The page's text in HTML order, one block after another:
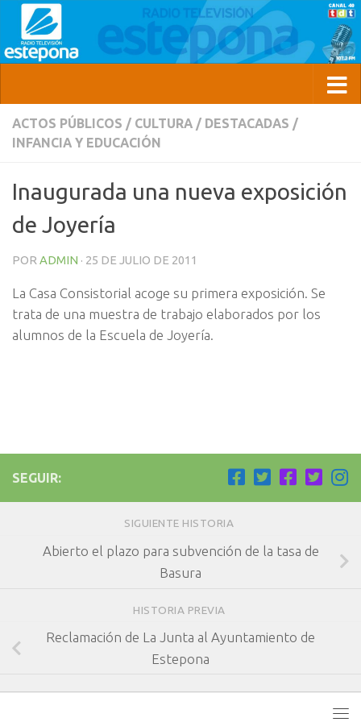
ACTOS PÚBLICOS / CULTURA / DESTACADAS /
INFANCIA Y EDUCACIÓN
Inaugurada una nueva exposición
de Joyería
POR ADMIN · 25 DE JULIO DE 2011
La Casa Consistorial acoge su primera exposición. Se
trata de una muestra de trabajo elaborados por los
alumnos de la Escuela de Joyería.
SEGUIR:
SIGUIENTE HISTORIA
Abierto el plazo para subvención de la tasa de
Basura
HISTORIA PREVIA
Reclamación de La Junta al Ayuntamiento de
Estepona